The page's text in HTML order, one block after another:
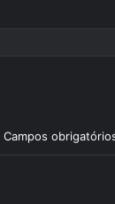
Campos